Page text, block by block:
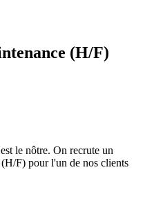
(H/F)
le nôtre. On recrute un
F) pour l'un de nos clients